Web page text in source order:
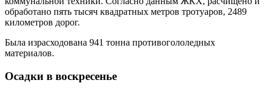
обработано пять тысяч квадратных метров тротуаров, 2489
километров дорог.
Была израсходована 941 тонна противогололедных
материалов.
Осадки в воскресенье